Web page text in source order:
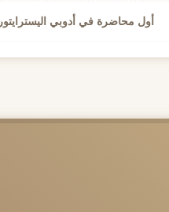
أول محاضرة في أدوبي اليسترايتور